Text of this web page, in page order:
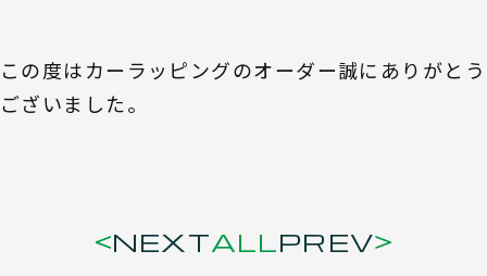
この度はカーラッピングのオーダー誠にありがとう
ございました。
NEXTALLPREV